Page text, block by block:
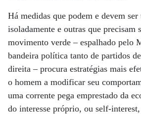
Há medidas que podem e devem ser
isoladamente e outras que precisam
movimento verde – espalhado pelo
bandeira política tanto de partidos
direita – procura estratégias mais
o homem a modificar seu
uma corrente pega emprestado da
do interesse próprio, ou self-